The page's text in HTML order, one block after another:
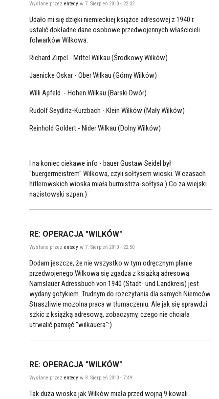
Wysłane przez entedy w 7. Sierpień 2010 - 22:32
Udało mi się dzięki niemieckiej książce adresowej z 1940 r.
ustalić dokładne dane osobowe przedwojennych właścicieli
folwarków Wilkowa:
Richard Zirpel - Mittel Wilkau (Środkowy Wilków)
Jaenicke Oskar - Ober Wilkau (Górny Wilków)
Willi Apfeld - Hohen Wilkau (Barski Dwór)
Rudolf Seydlitz-Kurzbach - Klein Wilków (Mały Wilków)
Reinhold Goldert - Nider Wilkau (Dolny Wilków)
I na koniec ciekawe info - bauer Gustaw Seidel był
"buergermeistrem" Wilkowa, czyli sołtysem wioski. W czasach
hitlerowskich wioska miała burmistrza-sołtysa:) Co za wiejski
nazistowski szpan:)
RE: OPERACJA "WILKÓW"
Wysłane przez entedy w 7. Sierpień 2010 - 22:50
Dodam jeszcze, że nie wszystko w tym odręcznym planie
przedwojenego Wilkowa się zgadza z książką adresową.
Namslauer Adressbuch von 1940 (Stadt- und Landkreis) jest
wydany gotykiem. Trudnym do rozczytania dla samych Niemców.
Straszliwie mozolna praca w tłumaczeniu. Ale jak się sprawdzi
szkic z książką adresową, zobaczymy, czego nie chciała
utrwalić pamięć "wilkauera":)
RE: OPERACJA "WILKÓW"
Wysłane przez entedy w 8. Sierpień 2010 - 7:49
Tak duża wioska jak Wilków miała przed wojną 9 kowali